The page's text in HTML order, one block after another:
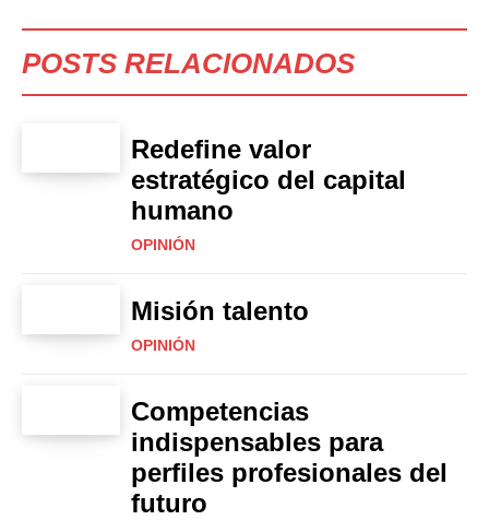
POSTS RELACIONADOS
Redefine valor
estratégico del capital
humano
OPINIÓN
Misión talento
OPINIÓN
Competencias
indispensables para
perfiles profesionales del
futuro